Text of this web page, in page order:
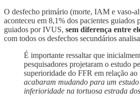
O desfecho primário (morte, IAM e vaso-
aconteceu em 8,1% dos pacientes guiados
guiados por IVUS, sem diferença entre
com todos os desfechos secundários
É importante ressaltar que
pesquisadores projetaram o estudo
superioridade do FFR em relação
acabaram mudando para um
inferioridade na tortuosa estrada